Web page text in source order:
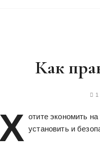
Как
Х отите экономить
установить и